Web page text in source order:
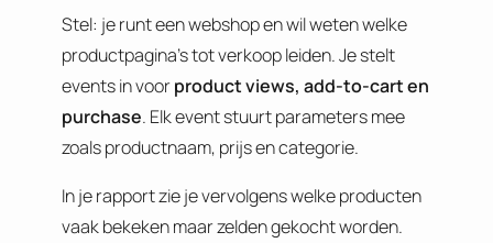
Stel: je runt een webshop en wil weten welke
productpagina’s tot verkoop leiden. Je stelt
events in voorproduct views, add-to-cart en
purchase. Elk event stuurt parameters mee
zoals productnaam, prijs en categorie.
In je rapport zie je vervolgens welke producten
vaak bekeken maar zelden gekocht worden.